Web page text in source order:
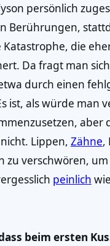
persönlich
Berührungen,
Katastrophe, die
Da fragt man
durch einen
ist, als würde man
aber
Lippen, Zähne,
zu verschwören,
peinlich
beim ersten